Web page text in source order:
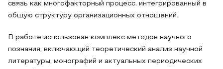
связь как многофакторный процесс, интегрированный в
общую структуру организационных отношений.
В работе использован комплекс методов научного
познания, включающий теоретический анализ научной
литературы, монографий и актуальных периодических